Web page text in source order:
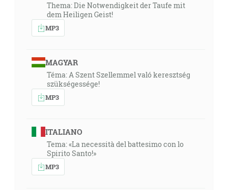
Thema: Die Notwendigkeit der Taufe mit
dem Heiligen Geist!
MP3
MAGYAR
Téma: A Szent Szellemmel való keresztség
szükségessége!
MP3
ITALIANO
Tema: «La necessità del battesimo con lo
Spirito Santo!»
MP3